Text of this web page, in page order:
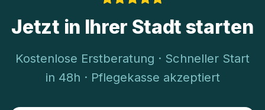
Jetzt in Ihrer Stadt starten
Kostenlose Erstberatung · Schneller Start
in 48h · Pflegekasse akzeptiert